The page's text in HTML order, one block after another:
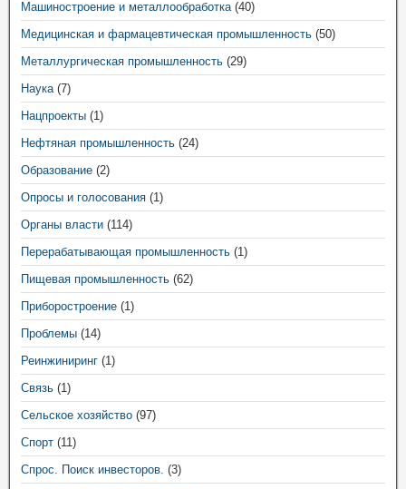
Машиностроение и металлообработка(40)
Медицинская и фармацевтическая промышленность (50)
Металлургическая промышленность (29)
Наука(7)
Нацпроекты (1)
Нефтяная промышленность (24)
Образование (2)
Опросы и голосования (1)
Органы власти (114)
Перерабатывающая промышленность (1)
Пищевая промышленность (62)
Приборостроение (1)
Проблемы (14)
Реинжиниринг (1)
Связь (1)
Сельское хозяйство (97)
Спорт (11)
Спрос. Поиск инвесторов. (3)